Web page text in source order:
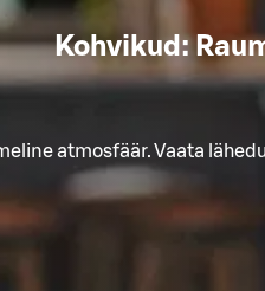
Kohvikud:
atmosfäär. Vaata